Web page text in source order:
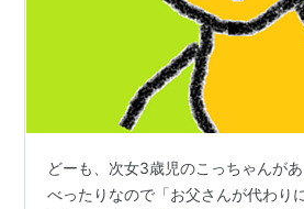
どーも、次女3歳児のこっちゃんが
べったりなので「お父さんが代わり